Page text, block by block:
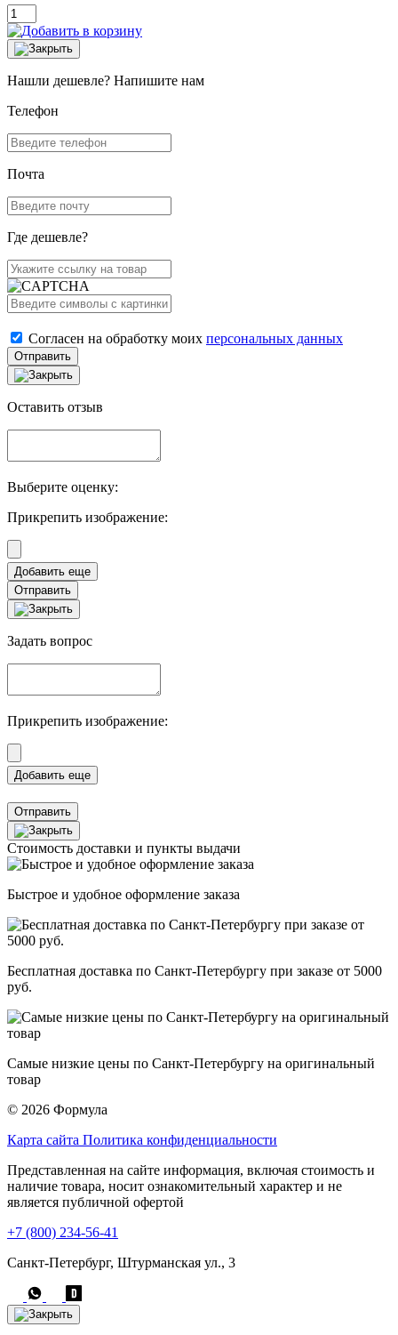
Нашли дешевле? Напишите нам
Телефон
Почта
Где дешевле?
Согласен на обработку моих персональных данных
Отправить
Оставить отзыв
Выберите оценку:
Прикрепить изображение:
Отправить
Задать вопрос
Прикрепить изображение:
Отправить
Стоимость доставки и пункты выдачи
Быстрое и удобное оформление заказа
Бесплатная доставка по Санкт-Петербургу при заказе от 5000
руб.
Самые низкие цены по Санкт-Петербургу на оригинальный
товар
© 2026 Формула
Карта сайта Политика конфиденциальности
Представленная на сайте информация, включая стоимость и
наличие товара, носит ознакомительный характер и не
является публичной офертой
+7 (800) 234-56-41
Санкт-Петербург, Штурманская ул., 3